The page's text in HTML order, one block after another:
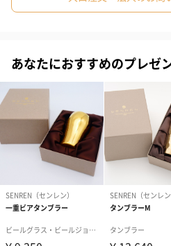
耗性に優れているため、擦り傷に強
金気の抑制
ステンレス製品特有の『金気』と
温かみのあるゴールド色
あなたにおすすめのプレゼ